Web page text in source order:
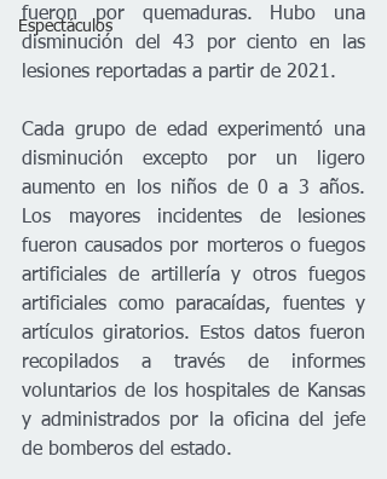
Espectáculos
fueron por quemaduras. Hubo una
disminución del 43 por ciento en las
lesiones reportadas a partir de 2021.
Cada grupo de edad experimentó una
disminución excepto por un ligero
aumento en los niños de 0 a 3 años.
Los mayores incidentes de lesiones
fueron causados ​​por morteros o fuegos
artificiales de artillería y otros fuegos
artificiales como paracaídas, fuentes y
artículos giratorios. Estos datos fueron
recopilados a través de informes
voluntarios de los hospitales de Kansas
y administrados por la oficina del jefe
de bomberos del estado.